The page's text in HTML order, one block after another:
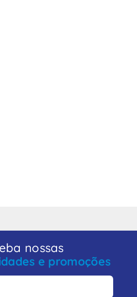
nossas
e promoções